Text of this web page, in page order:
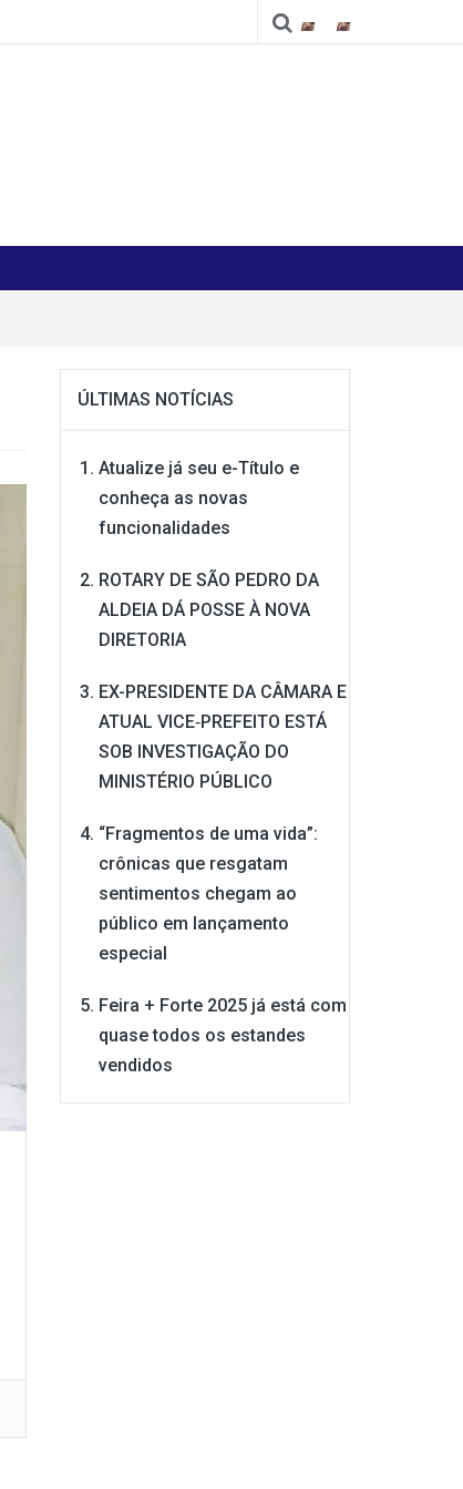
Cidade
ÚLTIMAS NOTÍCIAS
Atualize já seu e-Título e
conheça as novas
funcionalidades
ROTARY DE SÃO PEDRO DA
ALDEIA DÁ POSSE À NOVA
DIRETORIA
EX-PRESIDENTE DA CÂMARA E
ATUAL VICE‑PREFEITO ESTÁ
SOB INVESTIGAÇÃO DO
MINISTÉRIO PÚBLICO
“Fragmentos de uma vida”:
crônicas que resgatam
sentimentos chegam ao
público em lançamento
especial
Feira + Forte 2025 já está com
quase todos os estandes
vendidos